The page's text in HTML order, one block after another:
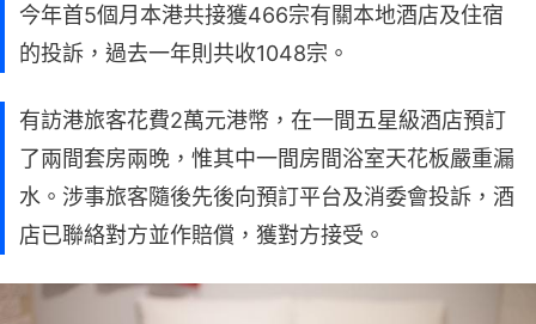
今年首5個月本港共接獲466宗有關本地酒店及住宿
的投訴，過去一年則共收1048宗。
有訪港旅客花費2萬元港幣，在一間五星級酒店預訂
了兩間套房兩晚，惟其中一間房間浴室天花板嚴重漏
水。涉事旅客隨後先後向預訂平台及消委會投訴，酒
店已聯絡對方並作賠償，獲對方接受。